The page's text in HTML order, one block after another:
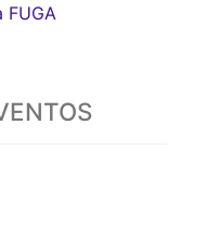
FUGA